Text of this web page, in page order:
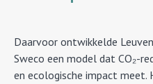
Daarvoor ontwikkelde
Sweco een model dat CO₂-
en ecologische impact